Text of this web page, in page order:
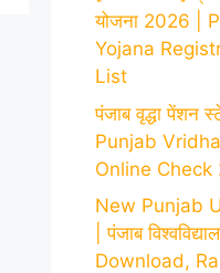
योजना 2026 |
Yojana
List
पंजाब वृद्धा पेंशन
Punjab
Online Check
New Punjab
| पंजाब
Download,